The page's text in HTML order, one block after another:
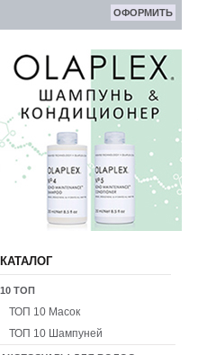
ОФОРМИТЬ
КАТАЛОГ
10 ТОП
ТОП 10 Масок
ТОП 10 Шампуней